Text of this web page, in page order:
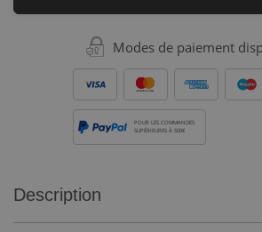
Modes de paiement
POUR LES COMMANDES
SUPÉRIEURES À 500€
Description